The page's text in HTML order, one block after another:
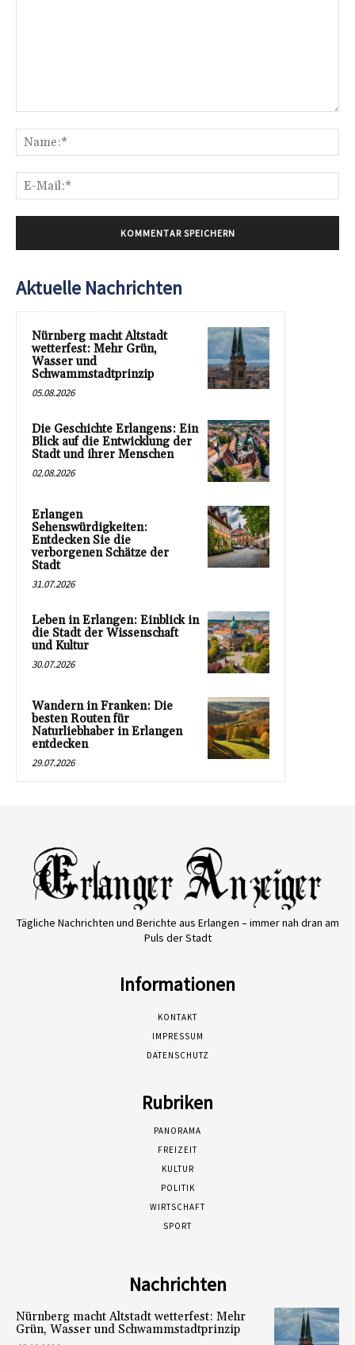
Aktuelle Nachrichten
Nürnberg macht Altstadt
wetterfest: Mehr Grün,
Wasser und
Schwammstadtprinzip
05.08.2026
Die Geschichte Erlangens: Ein
Blick auf die Entwicklung der
Stadt und ihrer Menschen
02.08.2026
Erlangen
Sehenswürdigkeiten:
Entdecken Sie die
verborgenen Schätze der
Stadt
31.07.2026
Leben in Erlangen: Einblick in
die Stadt der Wissenschaft
und Kultur
30.07.2026
Wandern in Franken: Die
besten Routen für
Naturliebhaber in Erlangen
entdecken
29.07.2026
Tägliche Nachrichten und Berichte aus Erlangen – immer nah dran am
Puls der Stadt
Informationen
KONTAKT
IMPRESSUM
DATENSCHUTZ
Rubriken
PANORAMA
FREIZEIT
KULTUR
POLITIK
WIRTSCHAFT
SPORT
Nachrichten
Nürnberg macht Altstadt wetterfest: Mehr
Grün, Wasser und Schwammstadtprinzip